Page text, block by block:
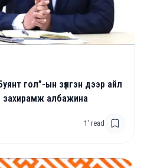
гол”-ын зүлгэн дээр айл
захирамж албажина
1 ' read